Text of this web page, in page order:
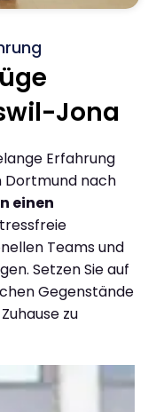
Jona
Erfahrung
Dortmund nach
einen
Teams und
Setzen Sie auf
Gegenstände
zu